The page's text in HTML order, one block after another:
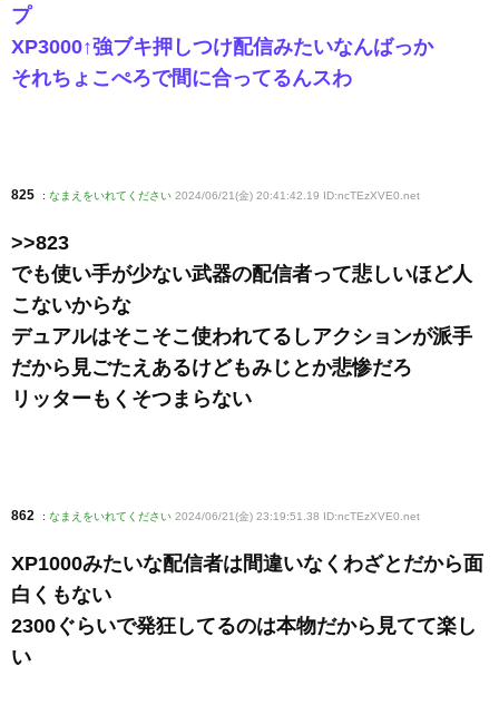
プ
XP3000↑強ブキ押しつけ配信みたいなんばっか
それちょこぺろで間に合ってるんスわ
825 : なまえをいれてください 2024/06/21(金) 20:41:42.19 ID:ncTEzXVE0 .net
>>823
でも使い手が少ない武器の配信者って悲しいほど人
こないからな
デュアルはそこそこ使われてるしアクションが派手
だから見ごたえあるけどもみじとか悲惨だろ
リッターもくそつまらない
862 : なまえをいれてください 2024/06/21(金) 23:19:51.38 ID:ncTEzXVE0 .net
XP1000みたいな配信者は間違いなくわざとだから面
白くもない
2300ぐらいで発狂してるのは本物だから見てて楽し
い